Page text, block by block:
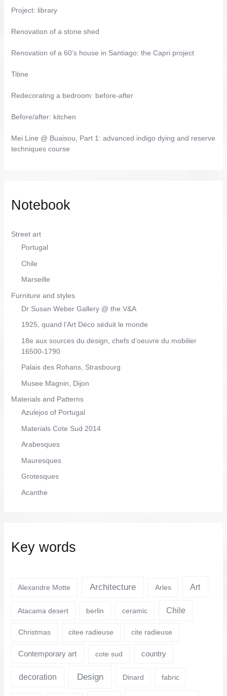
Project: library
Renovation of a stone shed
Renovation of a 60’s house in Santiago: the Capri project
Titine
Redecorating a bedroom: before-after
Before/after: kitchen
Mei Line @ Buaisou, Part 1: advanced indigo dying and reserve
techniques course
Notebook
Street art
Portugal
Chile
Marseille
Furniture and styles
Dr Susan Weber Gallery @ the V&A
1925, quand l’Art Déco séduit le monde
18e aux sources du design, chefs d’oeuvre du mobilier
16500-1790
Palais des Rohans, Strasbourg
Musee Magnin, Dijon
Materials and Patterns
Azulejos of Portugal
Materials Cote Sud 2014
Arabesques
Mauresques
Grotesques
Acanthe
Key words
Alexandre Motte Architecture Arles Art
Atacama desert berlin ceramic Chile
Christmas citee radieuse cite radieuse
Contemporary art cote sud country
decoration Design Dinard fabric